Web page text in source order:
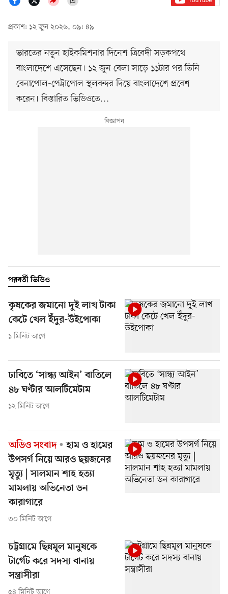
প্রকাশ: ১২ জুন ২০২৬, ০৯: ৪৯
ভারতের নতুন হাইকমিশনার দিনেশ ত্রিবেদী সড়কপথে
বাংলাদেশে এসেছেন। ১২ জুন বেলা সাড়ে ১১টার পর তিনি
বেনাপোল-পেট্রাপোল স্থলবন্দর দিয়ে বাংলাদেশে প্রবেশ
করেন। বিস্তারিত ভিডিওতে…
পরবর্তী ভিডিও
কৃষকের জমানো দুই লাখ টাকা
কেটে খেল ইঁদুর-উইপোকা
১ মিনিট আগে
ঢাবিতে ‘সান্ধ্য আইন’ বাতিলে
৪৮ ঘণ্টার আলটিমেটাম
১২ মিনিট আগে
অডিও সংবাদ
হাম ও হামের
উপসর্গ নিয়ে আরও ছয়জনের
মৃত্যু | সালমান শাহ হত্যা
মামলায় অভিনেতা ডন
কারাগারে
৩০ মিনিট আগে
চট্টগ্রামে ছিন্নমূল মানুষকে
টার্গেট করে সদস্য বানায়
সন্ত্রাসীরা